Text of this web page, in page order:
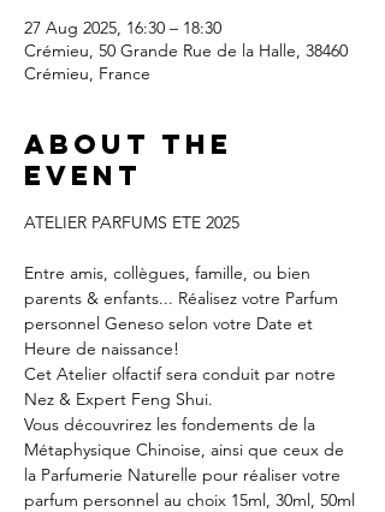
27 Aug 2025, 16:30 – 18:30
Crémieu, 50 Grande Rue de la Halle, 38460
Crémieu, France
About the
event
ATELIER PARFUMS ETE 2025
Entre amis, collègues, famille, ou bien
parents & enfants... Réalisez votre Parfum
personnel Geneso selon votre Date et
Heure de naissance!
Cet Atelier olfactif sera conduit par notre
Nez & Expert Feng Shui.
Vous découvrirez les fondements de la
Métaphysique Chinoise, ainsi que ceux de
la Parfumerie Naturelle pour réaliser votre
parfum personnel au choix 15ml, 30ml, 50ml